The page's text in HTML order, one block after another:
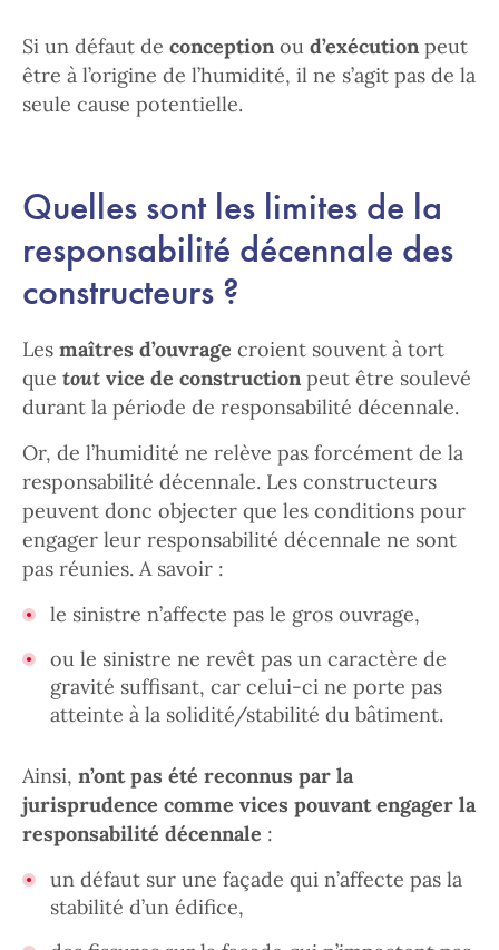
Si un défaut de conception ou d’exécution peut
être à l’origine de l’humidité, il ne s’agit pas de la
seule cause potentielle.
Quelles sont les limites de la
responsabilité décennale des
constructeurs ?
Les maîtres d’ouvrage croient souvent à tort
que tout vice de construction peut être soulevé
durant la période de responsabilité décennale.
Or, de l’humidité ne relève pas forcément de la
responsabilité décennale. Les constructeurs
peuvent donc objecter que les conditions pour
engager leur responsabilité décennale ne sont
pas réunies. A savoir :
le sinistre n’affecte pas le gros ouvrage,
ou le sinistre ne revêt pas un caractère de
gravité suffisant, car celui-ci ne porte pas
atteinte à la solidité/stabilité du bâtiment.
Ainsi, n’ont pas été reconnus par la
jurisprudence comme vices pouvant engager la
responsabilité décennale :
un défaut sur une façade qui n’affecte pas la
stabilité d’un édifice,